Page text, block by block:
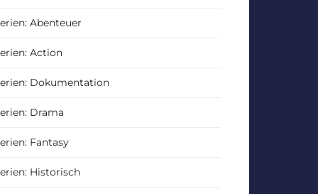
Abenteuer
Action
Dokumentation
Drama
Fantasy
Historisch